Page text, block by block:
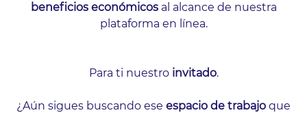
beneficios económicosal alcance de nuestra
plataforma en línea.
Para ti nuestro invitado.
¿Aún sigues buscando ese espacio de trabajo que